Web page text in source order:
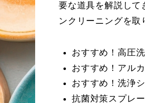
要な道具を解説して
ンクリーニングを取
おすすめ！高圧
おすすめ！アル
おすすめ！洗浄
抗菌対策スプレ